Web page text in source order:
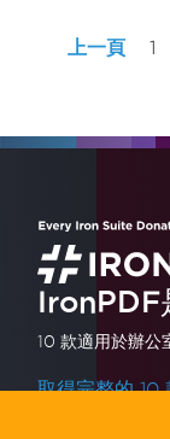
上一頁 1
IronPDF
10 款適用於辦公
取得完整的